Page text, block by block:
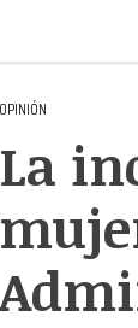
OPINIÓN
La